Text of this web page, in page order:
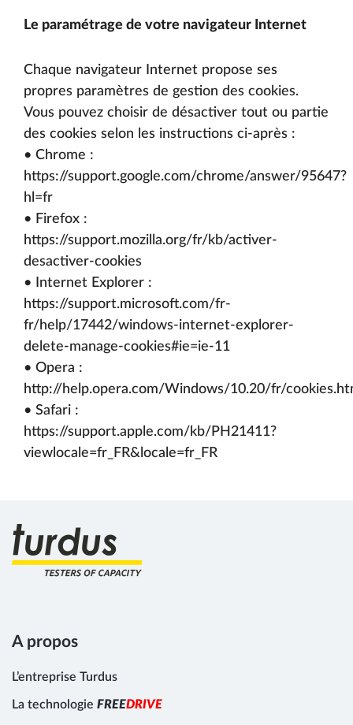
Le paramétrage de votre navigateur Internet
Chaque navigateur Internet propose ses
propres paramètres de gestion des cookies.
Vous pouvez choisir de désactiver tout ou partie
des cookies selon les instructions ci-après :
• Chrome :
https://support.google.com/chrome/answer/95647?
hl=fr
• Firefox :
https://support.mozilla.org/fr/kb/activer-
desactiver-cookies
• Internet Explorer :
https://support.microsoft.com/fr-
fr/help/17442/windows-internet-explorer-
delete-manage-cookies#ie=ie-11
• Opera :
http://help.opera.com/Windows/10.20/fr/
• Safari :
https://support.apple.com/kb/PH21411?
viewlocale=fr_FR&locale=fr_FR
A propos
L’entreprise Turdus
La technologie FREEDRIVE